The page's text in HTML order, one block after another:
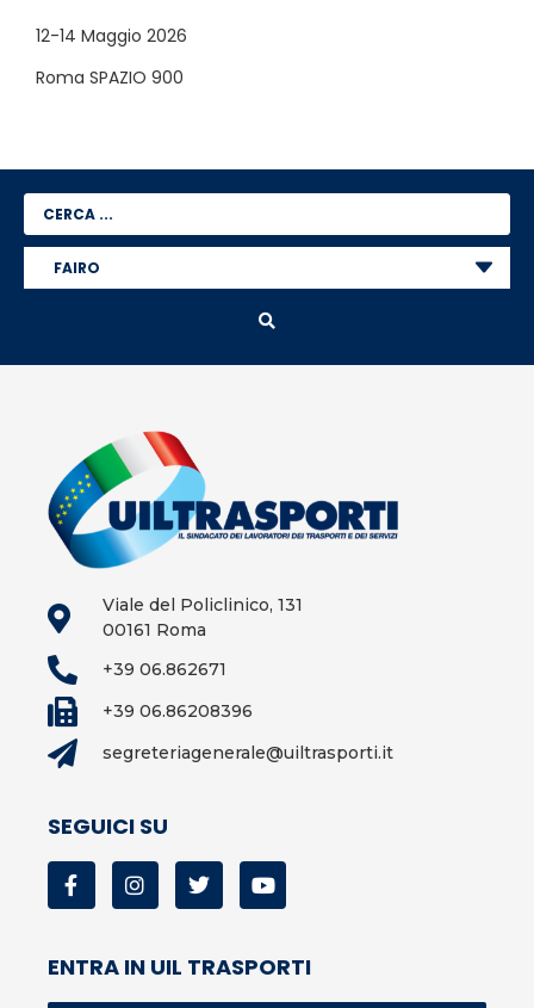
12-14 Maggio 2026
Roma SPAZIO 900
Viale del Policlinico, 131
00161 Roma
+39 06.862671
+39 06.86208396
segreteriagenerale@uiltrasporti.it
SEGUICI SU
ENTRA IN UIL TRASPORTI